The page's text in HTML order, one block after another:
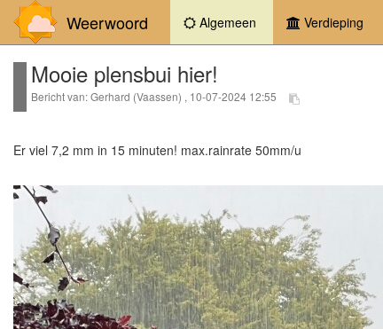
Weerwoord Algemeen (current)Verdieping
Mooie plensbui hier!
Bericht van: Gerhard (Vaassen) , 10-07-2024 12:55
Er viel 7,2 mm in 15 minuten! max.rainrate 50mm/u